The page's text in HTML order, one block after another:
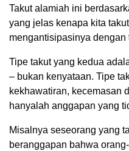
Takut alamiah ini
yang jelas kenapa kita
mengantisipasinya dengan
Tipe takut yang kedua
– bukan kenyataan. Tipe
kekhawatiran, kecemasan
hanyalah anggapan yang
Misalnya seseorang yang
beranggapan bahwa